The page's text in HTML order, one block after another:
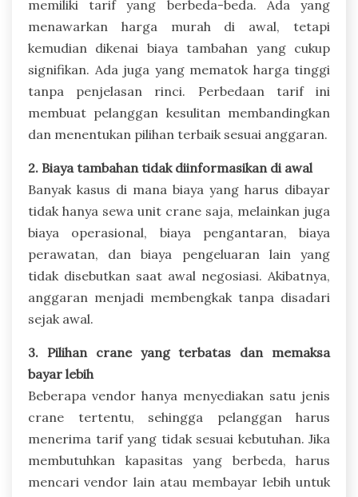
memiliki tarif yang berbeda-beda. Ada yang
menawarkan harga murah di awal, tetapi
kemudian dikenai biaya tambahan yang cukup
signifikan. Ada juga yang mematok harga tinggi
tanpa penjelasan rinci. Perbedaan tarif ini
membuat pelanggan kesulitan membandingkan
dan menentukan pilihan terbaik sesuai anggaran.
2. Biaya tambahan tidak diinformasikan di awal
Banyak kasus di mana biaya yang harus dibayar
tidak hanya sewa unit crane saja, melainkan juga
biaya operasional, biaya pengantaran, biaya
perawatan, dan biaya pengeluaran lain yang
tidak disebutkan saat awal negosiasi. Akibatnya,
anggaran menjadi membengkak tanpa disadari
sejak awal.
3. Pilihan crane yang terbatas dan memaksa
bayar lebih
Beberapa vendor hanya menyediakan satu jenis
crane tertentu, sehingga pelanggan harus
menerima tarif yang tidak sesuai kebutuhan. Jika
membutuhkan kapasitas yang berbeda, harus
mencari vendor lain atau membayar lebih untuk